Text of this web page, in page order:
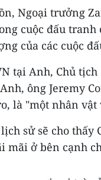
Ngoại trưởng
cuộc đấu
của các cuộc
tại Anh, Chủ
ông Jeremy
là "một nhân
sử sẽ cho
mãi ở bên cạnh